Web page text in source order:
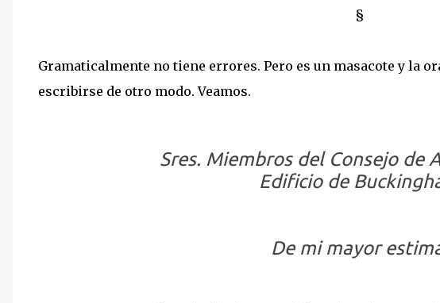
§
Gramaticalmente no tiene errores. Pero es un masacote y la
escribirse de otro modo. Veamos.
Sres. Miembros del Consejo de
Edificio de
De mi mayor